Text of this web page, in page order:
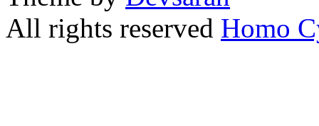
All rights reserved Homo